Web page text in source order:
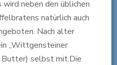
wird neben den üblichen
natürlich auch
Nach alter
„Wittgensteiner
Butter) selbst mit.Die